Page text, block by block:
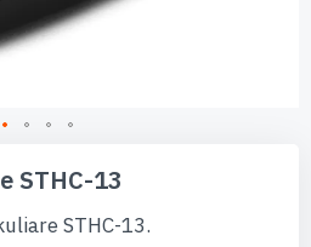
STHC-13
STHC-13.